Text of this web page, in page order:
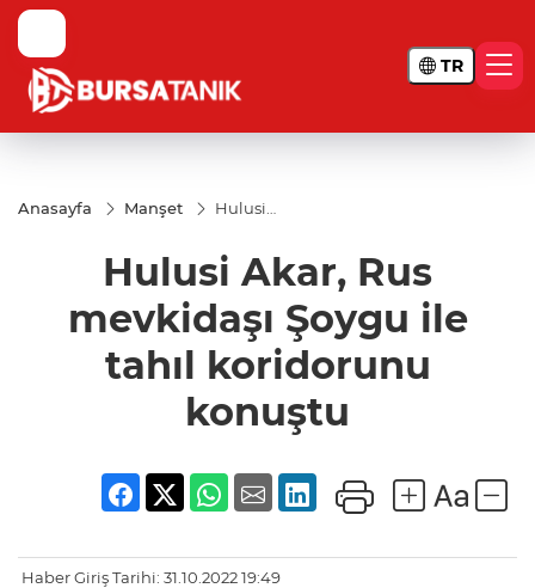
TR
Anasayfa Manşet
Hulusi
Şoygu ile
tahıl
koridorunu
konuştu
Hulusi Akar, Rus
mevkidaşı Şoygu ile
tahıl koridorunu
konuştu
Haber Giriş Tarihi: 31.10.2022 19:49